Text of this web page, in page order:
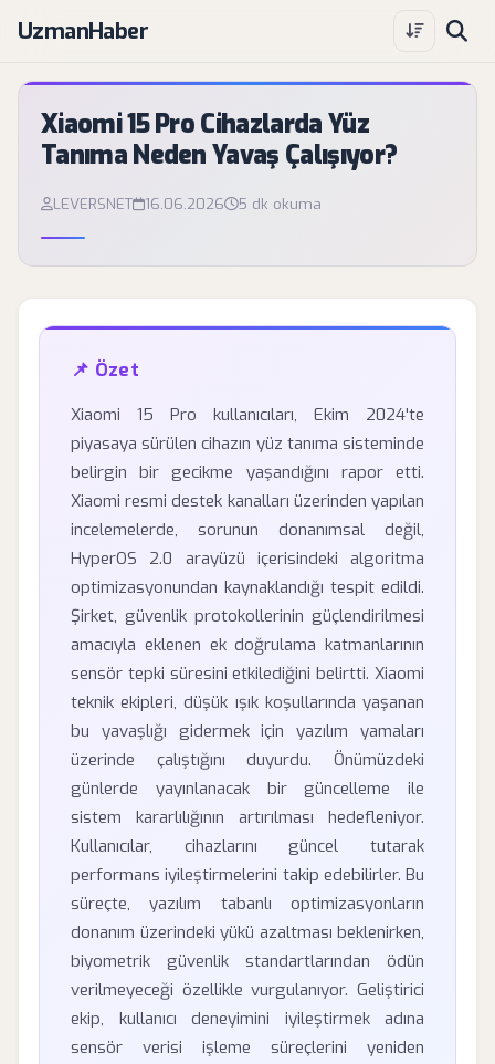
UzmanHaber
Xiaomi 15 Pro Cihazlarda Yüz
Tanıma Neden Yavaş Çalışıyor?
LEVERSNET 16.06.2026 5 dk okuma
📌 Özet
Xiaomi 15 Pro kullanıcıları, Ekim 2024'te
piyasaya sürülen cihazın yüz tanıma sisteminde
belirgin bir gecikme yaşandığını rapor etti.
Xiaomi resmi destek kanalları üzerinden yapılan
incelemelerde, sorunun donanımsal değil,
HyperOS 2.0 arayüzü içerisindeki algoritma
optimizasyonundan kaynaklandığı tespit edildi.
Şirket, güvenlik protokollerinin güçlendirilmesi
amacıyla eklenen ek doğrulama katmanlarının
sensör tepki süresini etkilediğini belirtti. Xiaomi
teknik ekipleri, düşük ışık koşullarında yaşanan
bu yavaşlığı gidermek için yazılım yamaları
üzerinde çalıştığını duyurdu. Önümüzdeki
günlerde yayınlanacak bir güncelleme ile
sistem kararlılığının artırılması hedefleniyor.
Kullanıcılar, cihazlarını güncel tutarak
performans iyileştirmelerini takip edebilirler. Bu
süreçte, yazılım tabanlı optimizasyonların
donanım üzerindeki yükü azaltması beklenirken,
biyometrik güvenlik standartlarından ödün
verilmeyeceği özellikle vurgulanıyor. Geliştirici
ekip, kullanıcı deneyimini iyileştirmek adına
sensör verisi işleme süreçlerini yeniden